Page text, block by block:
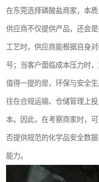
在东莞选择磷酸盐商家，本
供应商不仅提供产品，还会
工艺时，供应商能根据自身
号；当客户面临成本压力时
值得一提的是，环保与安全
往在合规运输、仓储管理上
本。因此，在考察商家时，
否提供规范的化学品安全数
能力。